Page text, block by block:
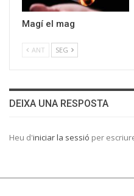
Magí el mag
ANT SEG
DEIXA UNA RESPOSTA
Heu d'iniciar la sessió per